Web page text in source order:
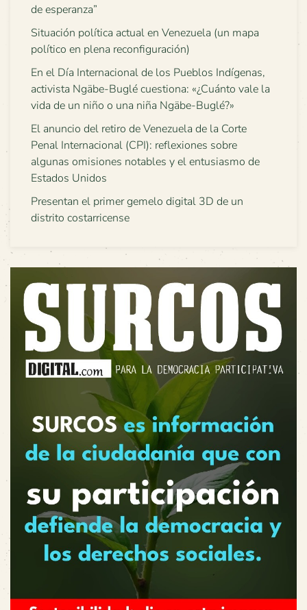
de esperanza”
Situación política actual en Venezuela (un mapa
político en plena reconfiguración)
En el Día Internacional de los Pueblos Indígenas,
activista Ngäbe-Buglé cuestiona: «¿Cuánto vale la
vida de un niño o una niña Ngäbe-Buglé?»
El anuncio del retiro de Venezuela de la Corte
Penal Internacional (CPI): reflexiones sobre
algunas omisiones notables y el entusiasmo de
Estados Unidos
Presentan el primer gemelo digital 3D de un
distrito costarricense